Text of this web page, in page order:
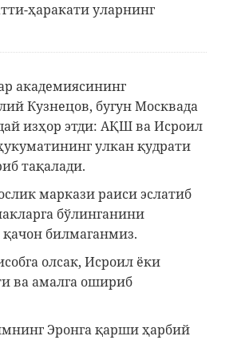
ҳаракати уларнинг
академиясининг
Кузнецов, бугун Москвада
изҳор этди: АҚШ ва Исроил
улкан қудрати
тақалади.
маркази раиси эслатиб
бўлинганини
билмаганмиз.
олсак, Исроил ёки
ва амалга ошириб
Эронга қарши ҳарбий